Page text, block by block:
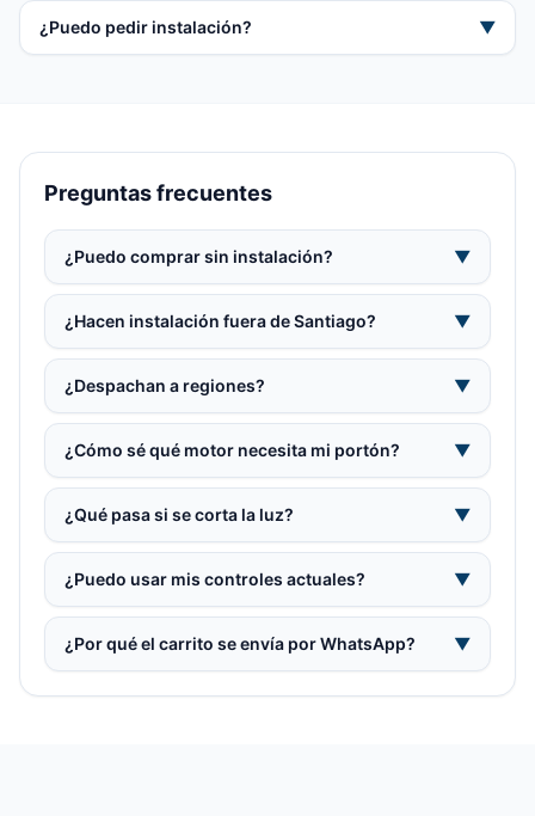
¿Puedo pedir instalación? ▼
Preguntas frecuentes
¿Puedo comprar sin instalación? ▼
¿Hacen instalación fuera de Santiago? ▼
¿Despachan a regiones? ▼
¿Cómo sé qué motor necesita mi portón? ▼
¿Qué pasa si se corta la luz? ▼
¿Puedo usar mis controles actuales? ▼
¿Por qué el carrito se envía por WhatsApp? ▼